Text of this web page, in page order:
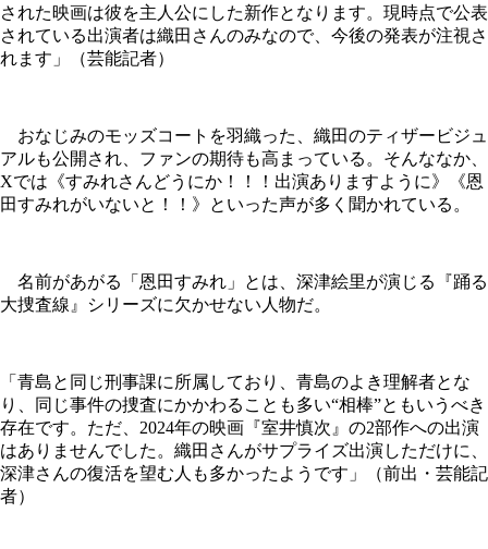
された映画は彼を主人公にした新作となります。現時点で公表
されている出演者は織田さんのみなので、今後の発表が注視さ
れます」（芸能記者）
おなじみのモッズコートを羽織った、織田のティザービジュ
アルも公開され、ファンの期待も高まっている。そんななか、
Xでは《すみれさんどうにか！！！出演ありますように》《恩
田すみれがいないと！！》といった声が多く聞かれている。
名前があがる「恩田すみれ」とは、深津絵里が演じる『踊る
大捜査線』シリーズに欠かせない人物だ。
「青島と同じ刑事課に所属しており、青島のよき理解者とな
り、同じ事件の捜査にかかわることも多い“相棒”ともいうべき
存在です。ただ、2024年の映画『室井慎次』の2部作への出演
はありませんでした。織田さんがサプライズ出演しただけに、
深津さんの復活を望む人も多かったようです」（前出・芸能記
者）